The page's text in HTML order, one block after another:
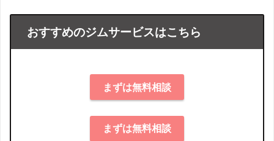
おすすめのジムサービスはこちら
まずは無料相談
まずは無料相談